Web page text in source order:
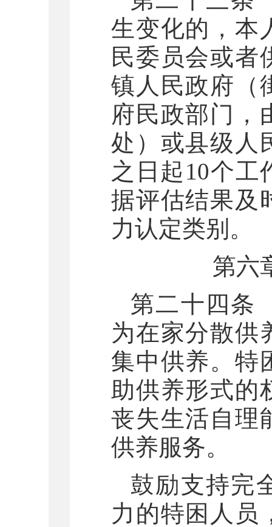
生变化的，本
民委员会或者
镇人民政府（
府民政部门，
处）或县级人
之日起10个工
据评估结果及
力认定类别。
第六
第二十四条
为在家分散供
集中供养。特
助供养形式的
丧失生活自理
供养服务。
鼓励支持完
力的特困人员